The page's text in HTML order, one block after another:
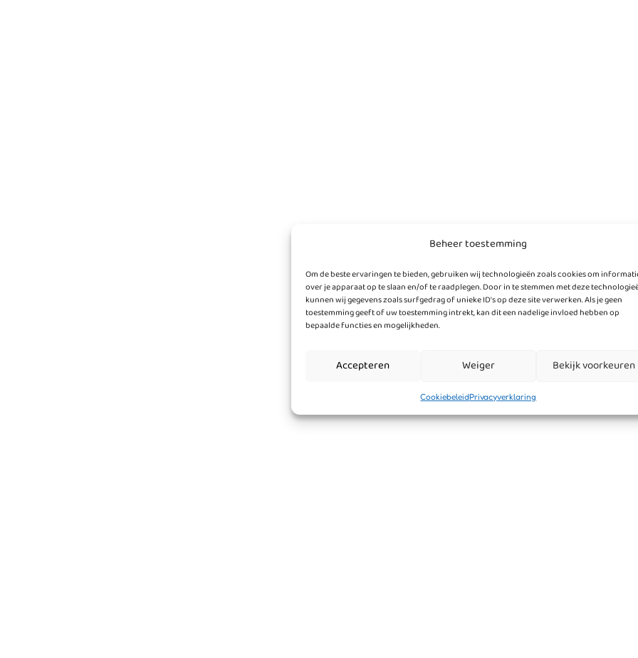
Beheer toestemming
Om de beste ervaringen te bieden, gebruiken wij technologieën zoals cookies om
over je apparaat op te slaan en/of te raadplegen. Door in te stemmen met deze
kunnen wij gegevens zoals surfgedrag of unieke ID's op deze site verwerken. Als je geen
toestemming geeft of uw toestemming intrekt, kan dit een nadelige invloed hebben op
bepaalde functies en mogelijkheden.
Accepteren Weiger Bekijk voorkeuren
CookiebeleidPrivacyverklaring